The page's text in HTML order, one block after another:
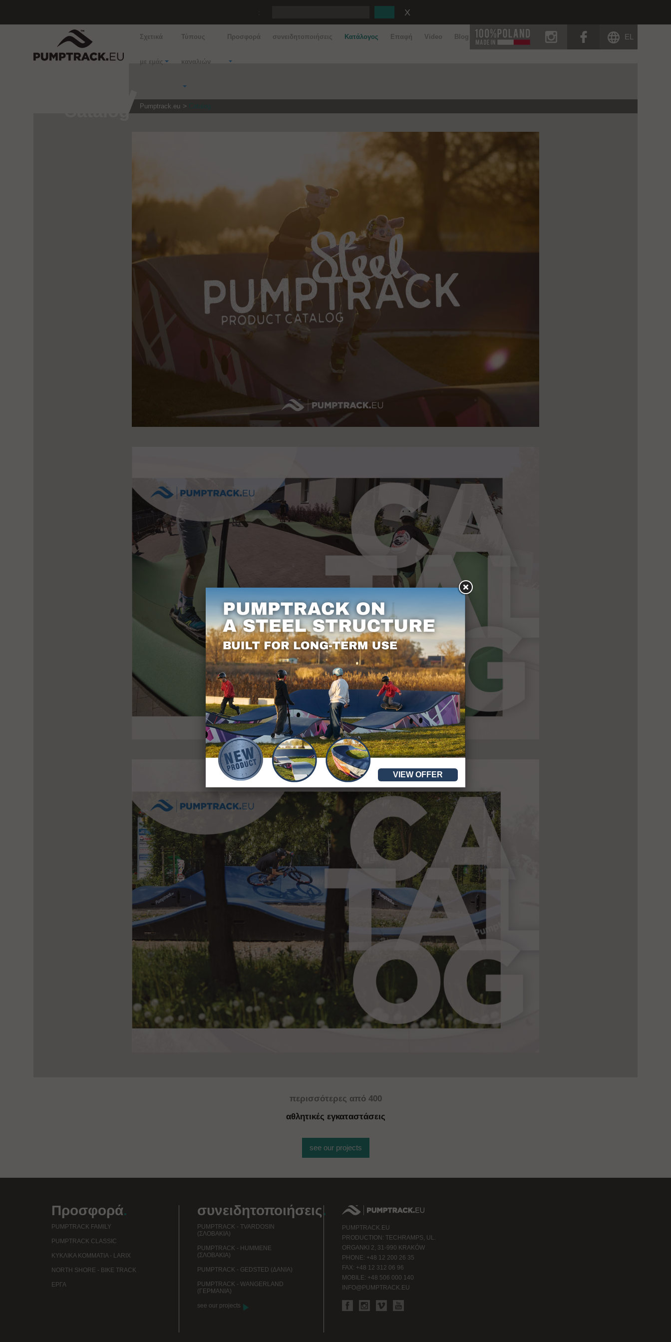
Σχετικά
με εμάς
Τύπους
καναλιών
Προσφορά συνειδητοποιήσεις Κατάλογος Eπαφή Video Blog
instagram
EL
Pumptrack.eu Catalog
Catalog
περισσότερες από 400
αθλητικές εγκαταστάσεις
see our projects
Προσφορά.
PUMPTRACK FAMILY
PUMPTRACK CLASSIC
ΚΥΚΛΙΚΆ ΚΟΜΜΆΤΙΑ - LARIX
NORTH SHORE - BIKE TRACK
EΡΓΑ
συνειδητοποιήσεις.
PUMPTRACK - TVARDOSIN
(ΣΛΟΒΑΚΊΑ)
PUMPTRACK - HUMMENE
(ΣΛΟΒΑΚΊΑ)
PUMPTRACK - GEDSTED (ΔΑΝΊΑ)
PUMPTRACK - WANGERLAND
(ΓΕΡΜΑΝΊΑ)
see our projects
PUMPTRACK.EU
PRODUCTION: TECHRAMPS, UL.
ORGANKI 2, 31-990 KRAKÓW
PHONE: +48 12 200 26 35
FAX: +48 12 312 06 96
MOBILE: +48 506 000 140
INFO@PUMPTRACK.EU
VIEW OFFER